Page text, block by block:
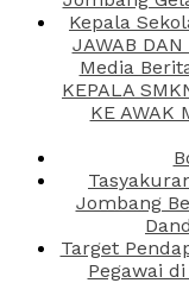
Kepala
JAWAB
Media
KEPALA
KE AWAK
Jombang
Target
Pegawai